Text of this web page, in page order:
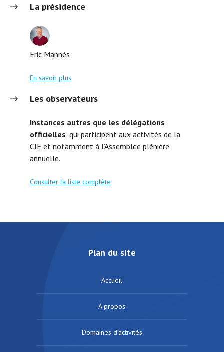
La présidence
Eric Mannès
En savoir plus
Les observateurs
Instances autres que les délégations
officielles, qui participent aux activités de la
CIE et notamment à l’Assemblée plénière
annuelle.
Consulter la liste complète
Plan du site
Accueil
À propos
Domaines d’activités